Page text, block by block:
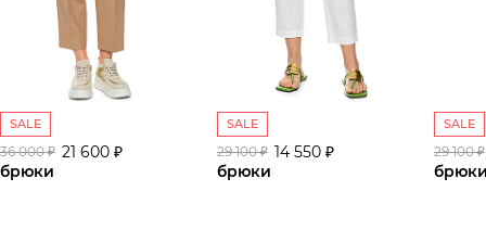
SALE
36 000 ₽ 21 600 ₽
брюки
SALE
29 100 ₽ 14 550 ₽
брюки
SALE
29 100 ₽